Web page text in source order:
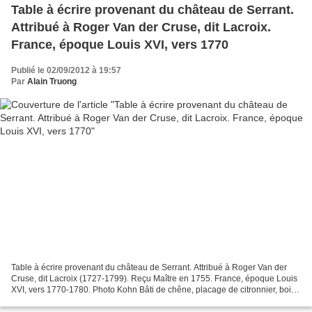
Table à écrire provenant du château de Serrant.
Attribué à Roger Van der Cruse, dit Lacroix.
France, époque Louis XVI, vers 1770
Publié le 02/09/2012 à 19:57
Par Alain Truong
Table à écrire provenant du château de Serrant. Attribué à Roger Van der
Cruse, dit Lacroix (1727-1799). Reçu Maître en 1755. France, époque Louis
XVI, vers 1770-1780. Photo Kohn Bâti de chêne, placage de citronnier, bois